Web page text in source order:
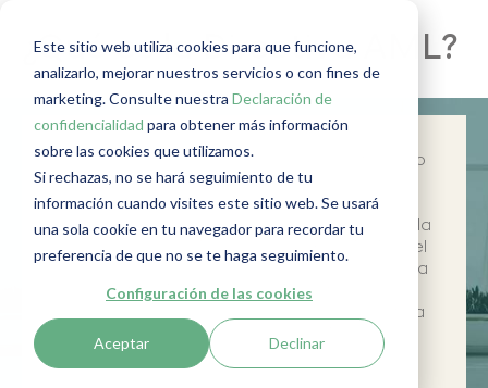
Este sitio web utiliza cookies para que funcione,
analizarlo, mejorar nuestros servicios o con fines de
marketing. Consulte nuestra Declaración de
confidencialidad para obtener más información
sobre las cookies que utilizamos.
Si rechazas, no se hará seguimiento de tu
información cuando visites este sitio web. Se usará
una sola cookie en tu navegador para recordar tu
preferencia de que no se te haga seguimiento.
Configuración de las cookies
Aceptar Declinar
¿Qué es la Directiva AML?
AML (Anti-Money Laundering) es el término
utilizado para referirse a la legislación
internacional en la que se basa la Ley de
Prevención del Blanqueo de Capitales y de la
Financiación del Terrorismo (PBC/FT). A nivel
europeo, esta legislación se conoce como la
Directiva AML (AMLD). A continuación,
explicamos en qué consiste esta normativa
y cómo se relaciona con AML.